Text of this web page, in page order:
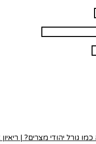
גורל יהודי מצרים? |